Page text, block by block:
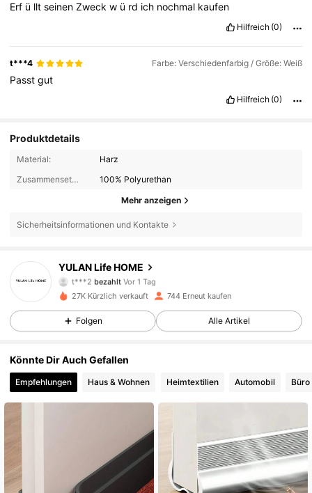
Erf ü lltseinenZweckw ü rd ich nochmal kaufen
Hilfreich (0)
t***4 Farbe: Verschiedenfarbig / Größe: Weiß
Passtgut
Hilfreich (0)
Produktdetails
Material:
Harz
Zusammensetzung:
100% Polyurethan
Mehr anzeigen
Sicherheitsinformationen und Kontakte
YULAN Life HOME
4,75
169 Follower
t***2 bezahlt Vor 1 Tag
4,75
4,75 169 Follower
169 Follower
27K Kürzlich verkauft 744 Erneut kaufen
Folgen Alle Artikel
Könnte Dir Auch Gefallen
Empfehlungen Haus & Wohnen Heimtextilien Automobil